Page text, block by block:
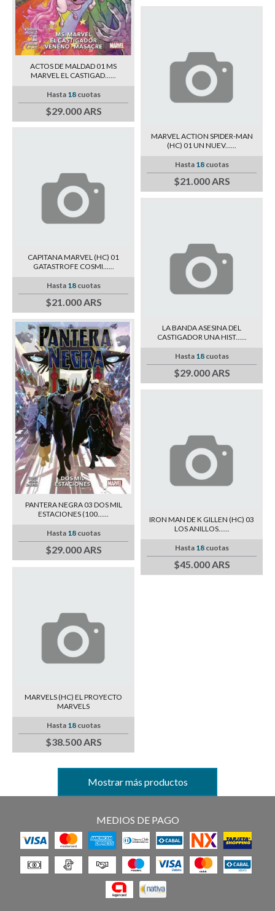
ACTOS DE MALDAD 01 MS
MARVEL EL CASTIGAD......
Hasta 18cuotas
$29.000 ARS
CAPITANA MARVEL (HC) 01
GATASTROFE COSMI......
Hasta 18cuotas
$21.000 ARS
MARVEL ACTION SPIDER-MAN
(HC) 01 UN NUEV......
Hasta 18cuotas
$21.000 ARS
PANTERA NEGRA 03 DOS MIL
ESTACIONES (100......
Hasta 18cuotas
$29.000 ARS
LA BANDA ASESINA DEL
CASTIGADOR UNA HIST......
Hasta 18cuotas
$29.000 ARS
MARVELS (HC) EL PROYECTO
MARVELS
Hasta 18cuotas
$38.500 ARS
IRON MAN DE K GILLEN (HC) 03
LOS ANILLOS......
Hasta 18cuotas
$45.000 ARS
Mostrar más productos
MEDIOS DE PAGO